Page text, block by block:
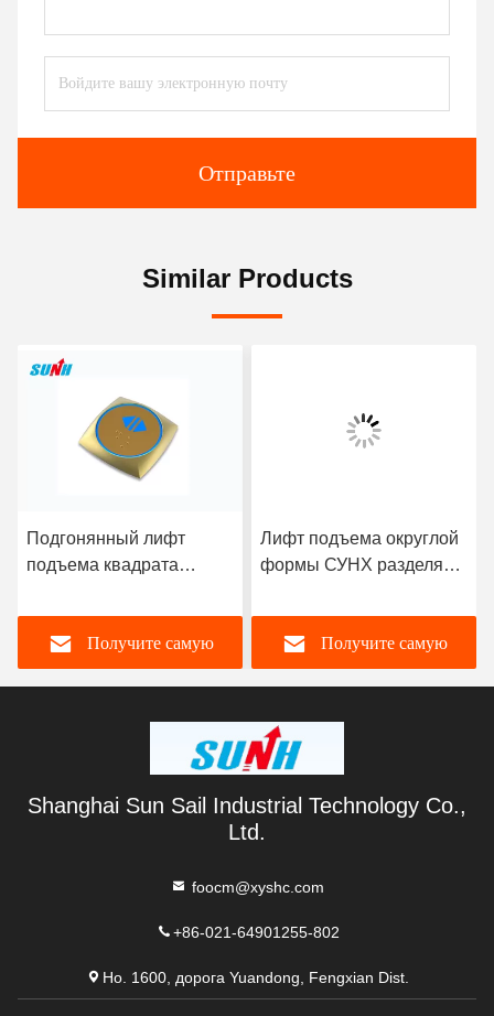
Отправьте
Similar Products
Подгонянный лифт
подъема квадрата
желтого цвета кнопки
лифта
Получите самую
Лифт подъема округлой
формы СУНХ разделяет
Брайля с доской ПКБ
Получите самую
Shanghai Sun Sail Industrial Technology Co.,
Ltd.
foocm@xyshc.com
+86-021-64901255-802
Но. 1600, дорога Yuandong, Fengxian Dist.